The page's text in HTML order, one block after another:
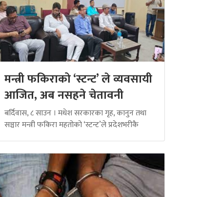
मन्त्री फकिराको ‘स्टन्ट’ ले व्यवसायी
आजित, अब नसहने चेतावनी
बर्दिवास, ८ साउन । मधेश सरकारका गृह, कानुन तथा
सञ्चार मन्त्री फकिरा महतोको ‘स्टन्ट’ले प्रदेशभरीकै